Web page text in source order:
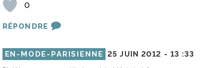
0
RÉPONDRE
EN-MODE-PARISIENNE 25 JUIN 2012 - 13 :33